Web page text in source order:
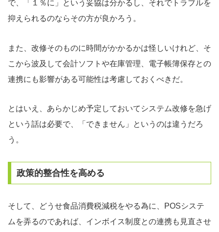
で、「１％に」という妥協は分かるし、それでトラブルを
抑えられるのならその方が良かろう。
また、改修そのものに時間がかかるかは怪しいけれど、そ
こから波及して会計ソフトや在庫管理、電子帳簿保存との
連携にも影響がある可能性は考慮しておくべきだ。
とはいえ、あらかじめ予定しておいてシステム改修を急げ
という話は必要で、「できません」というのは違うだろ
う。
政策的整合性を高める
そして、どうせ食品消費税減税をやる為に、POSシステ
ムを弄るのであれば、インボイス制度との連携も見直させ